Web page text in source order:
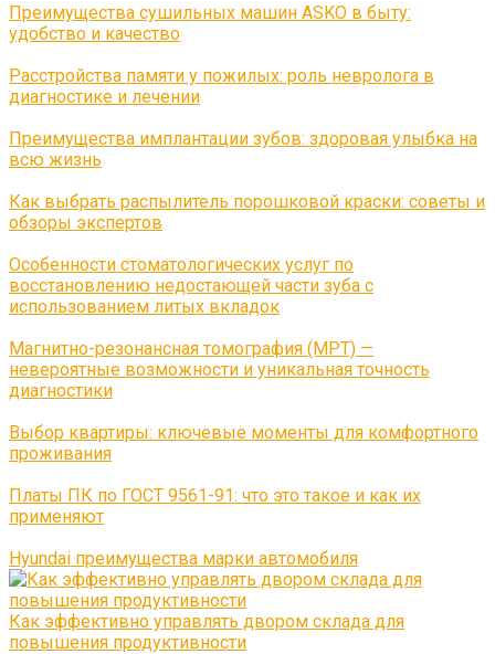
Преимущества сушильных машин ASKO в быту:
удобство и качество
Расстройства памяти у пожилых: роль невролога в
диагностике и лечении
Преимущества имплантации зубов: здоровая улыбка на
всю жизнь
Как выбрать распылитель порошковой краски: советы и
обзоры экспертов
Особенности стоматологических услуг по
восстановлению недостающей части зуба с
использованием литых вкладок
Магнитно-резонансная томография (МРТ) —
невероятные возможности и уникальная точность
диагностики
Выбор квартиры: ключевые моменты для комфортного
проживания
Платы ПК по ГОСТ 9561-91: что это такое и как их
применяют
Hyundai преимущества марки автомобиля
Как эффективно управлять двором склада для
повышения продуктивности